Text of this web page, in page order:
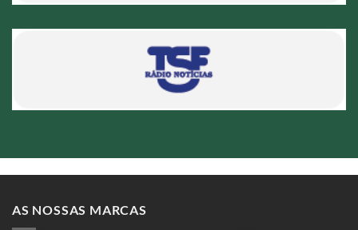
AS NOSSAS MARCAS